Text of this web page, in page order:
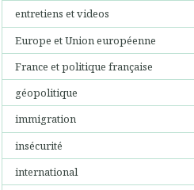
entretiens et videos
Europe et Union européenne
France et politique française
géopolitique
immigration
insécurité
international